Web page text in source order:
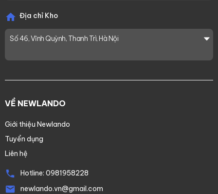
Địa chỉ Kho
Số 46, Vĩnh Quỳnh, Thanh Trì, Hà Nội
VỀ NEWLANDO
Giới thiệu Newlando
Tuyển dụng
Liên hệ
Hotline: 0981958228
newlando.vn@gmail.com